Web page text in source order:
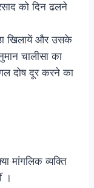
को दिन ढलने
खिलायें और उसके
चालीसा का
दोष दूर करने का
मांगलिक व्यक्ति
।